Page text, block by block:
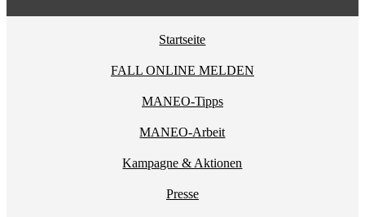
Startseite
FALL ONLINE MELDEN
MANEO-Tipps
MANEO-Arbeit
Kampagne & Aktionen
Presse